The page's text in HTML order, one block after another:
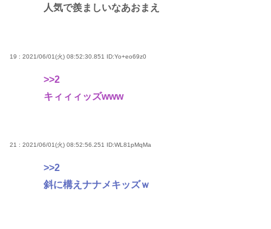
人気で羨ましいなあおまえ
19 : 2021/06/01(火) 08:52:30.851 ID:Yo+eo69z0
>>2
キィィィッズwww
21 : 2021/06/01(火) 08:52:56.251 ID:WL81pMqMa
>>2
斜に構えナナメキッズｗ